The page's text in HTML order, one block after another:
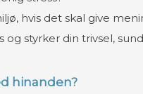
hvis det skal give
styrker din trivsel,
hinanden?